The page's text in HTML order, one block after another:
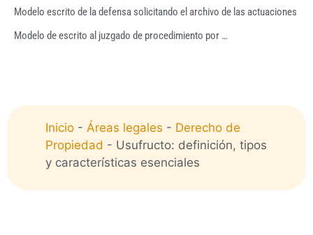
Modelo escrito de la defensa solicitando el archivo de las actuaciones
Modelo de escrito al juzgado de procedimiento por …
Inicio - Áreas legales - Derecho de
Propiedad - Usufructo: definición, tipos
y características esenciales